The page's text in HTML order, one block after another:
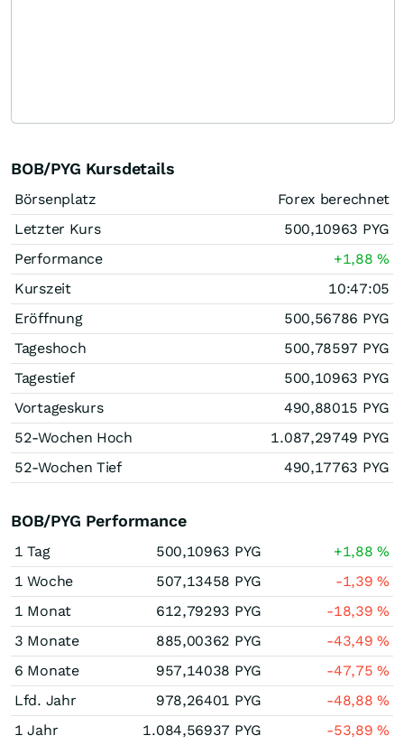
BOB/PYG Kursdetails
Börsenplatz
Forex berechnet
Letzter Kurs
500,10963 PYG
Performance
+1,88%
Kurszeit
10:47:05
Eröffnung
500,56786 PYG
Tageshoch
500,78597 PYG
Tagestief
500,10963 PYG
Vortageskurs
490,88015 PYG
52-Wochen Hoch
1.087,29749 PYG
52-Wochen Tief
490,17763 PYG
BOB/PYG Performance
1 Tag 500,10963 PYG +1,88%
1 Woche
507,13458 PYG -1,39%
1 Monat
612,79293 PYG -18,39%
3 Monate
885,00362 PYG -43,49%
6 Monate
957,14038 PYG -47,75%
Lfd. Jahr
978,26401 PYG -48,88%
1 Jahr
1.084,56937 PYG -53,89%